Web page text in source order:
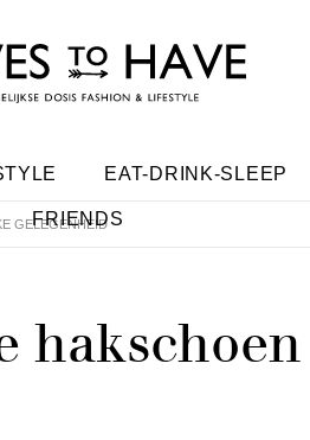
EAT-DRINK-SLEEP
FRIENDS
GELEGENHEID